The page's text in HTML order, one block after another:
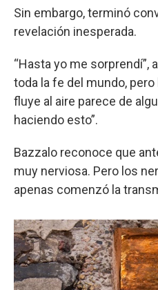
Sin embargo, terminó
revelación inesperada.
“Hasta yo me sorprendí”,
toda la fe del mundo,
fluye al aire parece de
haciendo esto”.
Bazzalo reconoce que
muy nerviosa. Pero los
apenas comenzó la